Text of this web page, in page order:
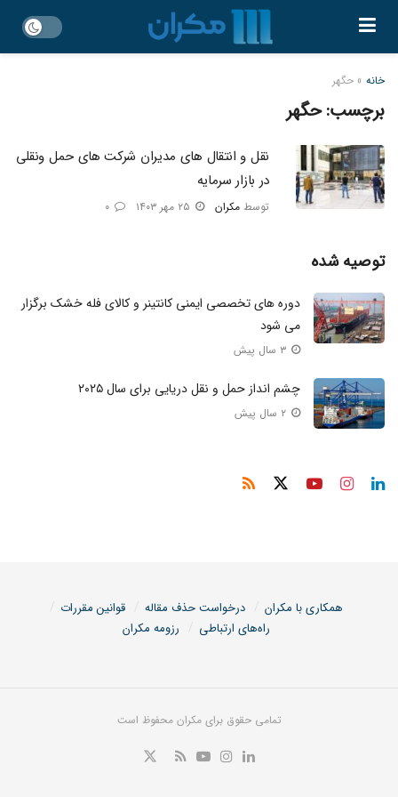
خانه » حگهر
برچسب:حگهر
نقل و انتقال های مدیران شرکت های حمل ونقلی
در بازار سرمایه
توسط مکران
توصیه شده
دوره‌ های تخصصی ایمنی کانتینر و کالای فله خشک برگزار
می شود
چشم انداز حمل و نقل دریایی برای سال ۲۰۲۵
همکاری با مکران درخواست حذف مقاله
قوانین مقررات
راه‌های ارتباطی
رزومه مکران
تمامی حقوق برای مکران محفوظ است